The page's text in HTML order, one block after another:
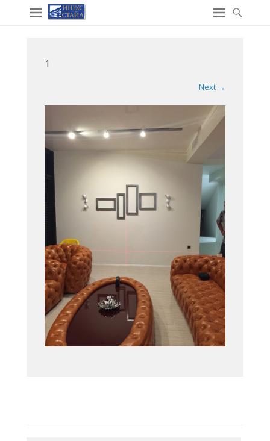
1
Next →